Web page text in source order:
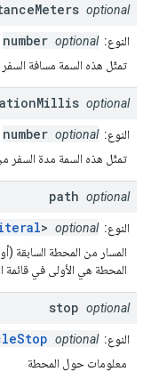
Meters optional
النوع: number optional
تمثّل هذه السمة مسافة السفر
Millis optional
النوع: number optional
تمثّل هذه السمة مدة السفر
path optional
النوع: > optional
المسار من المحطة السابقة
المحطة هي الأولى في
stop optional
النوع: optional
معلومات حول المحطة